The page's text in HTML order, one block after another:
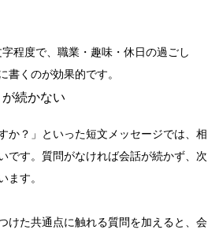
程度で、職業・趣味・休日の過ごし
書くのが効果的です。
続かない
か？」といった短文メッセージでは、相
です。質問がなければ会話が続かず、次
ます。
けた共通点に触れる質問を加えると、会